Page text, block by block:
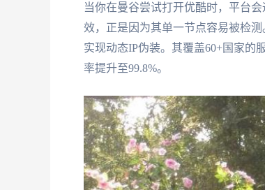
当你在曼谷尝试打开优酷时，平台
效，正是因为其单一节点容易被检
实现动态IP伪装。其覆盖60+国家的
率提升至99.8%。